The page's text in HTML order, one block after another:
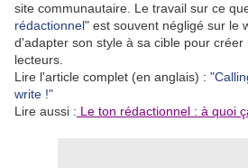
site communautaire. Le travail sur ce
rédactionnel" est souvent négligé sur le
d'adapter son style à sa cible pour
lecteurs.
Lire l'article complet (en anglais) :
write !"
Lire aussi : Le ton rédactionnel : à quoi